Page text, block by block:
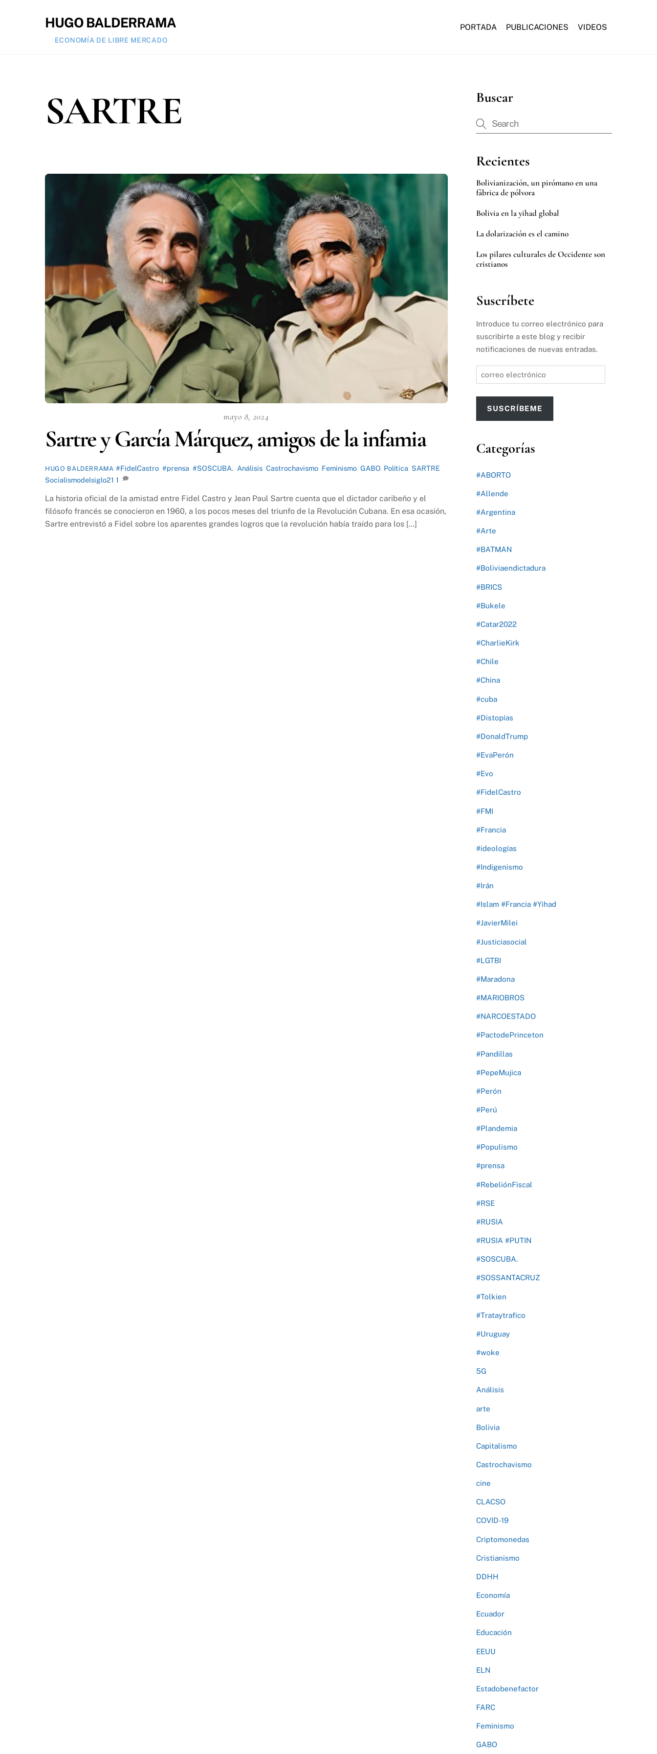
HUGO BALDERRAMA
ECONOMÍA DE LIBRE MERCADO
PORTADA PUBLICACIONES VIDEOS
SARTRE
mayo 8, 2024
Sartre y García Márquez, amigos de la infamia
HUGO BALDERRAMA #FidelCastro, #prensa #SOSCUBA. Análisis, Castrochavismo, Feminismo, GABO, Política SARTRE
Socialismodelsiglo21 1
La historia oficial de la amistad entre Fidel Castro y Jean Paul Sartre cuenta que el dictador caribeño y el
filósofo francés se conocieron en 1960, a los pocos meses del triunfo de la Revolución Cubana. En esa ocasión,
Sartre entrevistó a Fidel sobre los aparentes grandes logros que la revolución había traído para los […]
Buscar
Recientes
Bolivianización, un pirómano en una
fábrica de pólvora
Bolivia en la yihad global
La dolarización es el camino
Los pilares culturales de Occidente son
cristianos
Suscríbete
Introduce tu correo electrónico para
suscribirte a este blog y recibir
notificaciones de nuevas entradas.
electrónico
SUSCRÍBEME
Categorías
#ABORTO
#Allende
#Argentina
#Arte
#BATMAN
#Boliviaendictadura
#BRICS
#Bukele
#Catar2022
#CharlieKirk
#Chile
#China
#cuba
#Distopías
#DonaldTrump
#EvaPerón
#Evo
#FidelCastro
#FMI
#Francia
#ideologías
#Indigenismo
#Irán
#Islam #Francia #Yihad
#JavierMilei
#Justiciasocial
#LGTBI
#Maradona
#MARIOBROS
#NARCOESTADO
#PactodePrinceton
#Pandillas
#PepeMujica
#Perón
#Perú
#Plandemia
#Populismo
#prensa
#RebeliónFiscal
#RSE
#RUSIA
#RUSIA #PUTIN
#SOSCUBA.
#SOSSANTACRUZ
#Tolkien
#Trataytrafico
#Uruguay
#woke
5G
Análisis
arte
Bolivia
Capitalismo
Castrochavismo
cine
CLACSO
COVID-19
Criptomonedas
Cristianismo
DDHH
Economía
Ecuador
Educación
EEUU
ELN
Estadobenefactor
FARC
Feminismo
GABO